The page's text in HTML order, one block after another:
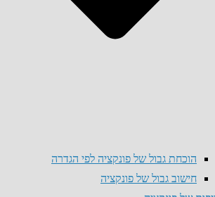
הוכחת גבול של פונקציה לפי הגדרה
חישוב גבול של פונקציה